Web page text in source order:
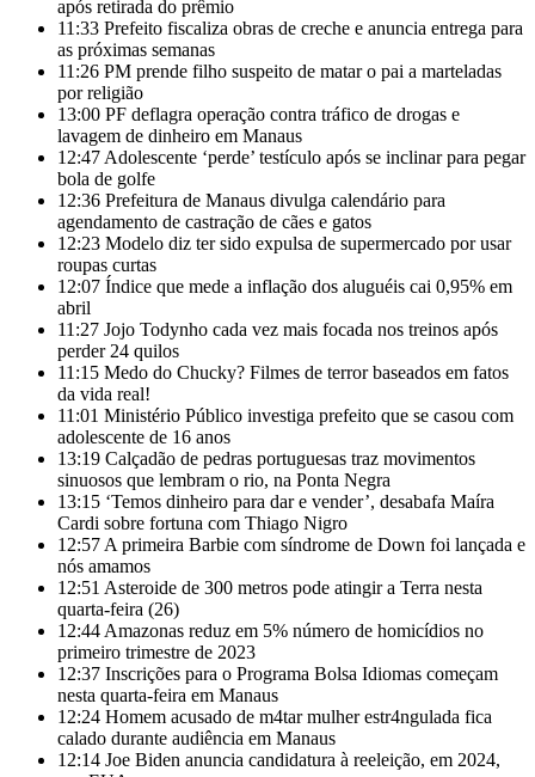
após retirada do prêmio
11:33 Prefeito fiscaliza obras de creche e anuncia entrega para
as próximas semanas
11:26 PM prende filho suspeito de matar o pai a marteladas
por religião
13:00 PF deflagra operação contra tráfico de drogas e
lavagem de dinheiro em Manaus
12:47 Adolescente ‘perde’ testículo após se inclinar para pegar
bola de golfe
12:36 Prefeitura de Manaus divulga calendário para
agendamento de castração de cães e gatos
12:23 Modelo diz ter sido expulsa de supermercado por usar
roupas curtas
12:07 Índice que mede a inflação dos aluguéis cai 0,95% em
abril
11:27 Jojo Todynho cada vez mais focada nos treinos após
perder 24 quilos
11:15 Medo do Chucky? Filmes de terror baseados em fatos
da vida real!
11:01 Ministério Público investiga prefeito que se casou com
adolescente de 16 anos
13:19 Calçadão de pedras portuguesas traz movimentos
sinuosos que lembram o rio, na Ponta Negra
13:15 ‘Temos dinheiro para dar e vender’, desabafa Maíra
Cardi sobre fortuna com Thiago Nigro
12:57 A primeira Barbie com síndrome de Down foi lançada e
nós amamos
12:51 Asteroide de 300 metros pode atingir a Terra nesta
quarta-feira (26)
12:44 Amazonas reduz em 5% número de homicídios no
primeiro trimestre de 2023
12:37 Inscrições para o Programa Bolsa Idiomas começam
nesta quarta-feira em Manaus
12:24 Homem acusado de m4tar mulher estr4ngulada fica
calado durante audiência em Manaus
12:14 Joe Biden anuncia candidatura à reeleição, em 2024,